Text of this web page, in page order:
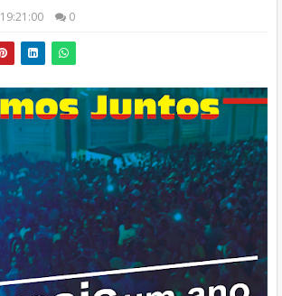
19:21:00 0